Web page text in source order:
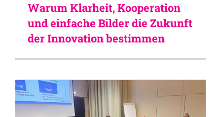
Warum Klarheit, Kooperation
und einfache Bilder die Zukunft
der Innovation bestimmen